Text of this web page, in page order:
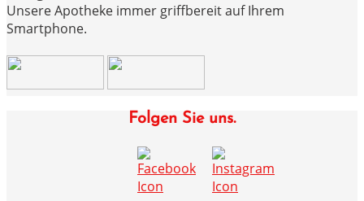
Unsere Apotheke immer griffbereit auf Ihrem
Smartphone.
Folgen Sie uns.